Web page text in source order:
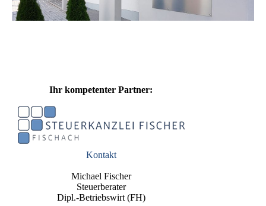
Ihr kompetenter Partner:
Kontakt
Michael Fischer
Steuerberater
Dipl.-Betriebswirt (FH)